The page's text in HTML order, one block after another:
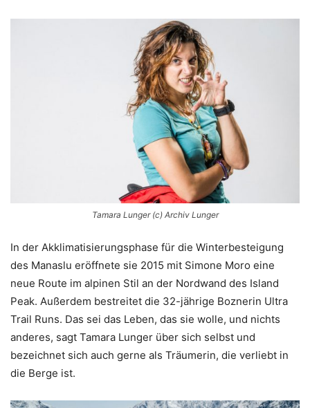
Tamara Lunger (c) Archiv Lunger
In der Akklimatisierungsphase für die Winterbesteigung
des Manaslu eröffnete sie 2015 mit Simone Moro eine
neue Route im alpinen Stil an der Nordwand des Island
Peak. Außerdem bestreitet die 32-jährige Boznerin Ultra
Trail Runs. Das sei das Leben, das sie wolle, und nichts
anderes, sagt Tamara Lunger über sich selbst und
bezeichnet sich auch gerne als Träumerin, die verliebt in
die Berge ist.